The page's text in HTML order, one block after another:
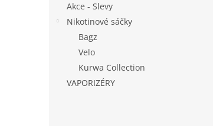
Akce - Slevy
Nikotinové sáčky
Bagz
Velo
Kurwa Collection
VAPORIZÉRY